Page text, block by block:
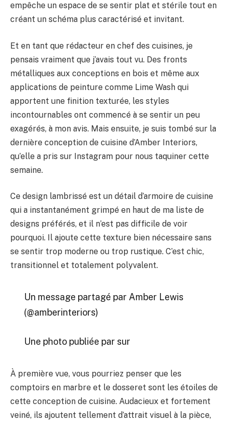
empêche un espace de se sentir plat et stérile tout en
créant un schéma plus caractérisé et invitant.
Et en tant que rédacteur en chef des cuisines, je
pensais vraiment que j’avais tout vu. Des fronts
métalliques aux conceptions en bois et même aux
applications de peinture comme Lime Wash qui
apportent une finition texturée, les styles
incontournables ont commencé à se sentir un peu
exagérés, à mon avis. Mais ensuite, je suis tombé sur la
dernière conception de cuisine d’Amber Interiors,
qu’elle a pris sur Instagram pour nous taquiner cette
semaine.
Ce design lambrissé est un détail d’armoire de cuisine
qui a instantanément grimpé en haut de ma liste de
designs préférés, et il n’est pas difficile de voir
pourquoi. Il ajoute cette texture bien nécessaire sans
se sentir trop moderne ou trop rustique. C’est chic,
transitionnel et totalement polyvalent.
Un message partagé par Amber Lewis
(@amberinteriors)
Une photo publiée par sur
À première vue, vous pourriez penser que les
comptoirs en marbre et le dosseret sont les étoiles de
cette conception de cuisine. Audacieux et fortement
veiné, ils ajoutent tellement d’attrait visuel à la pièce,